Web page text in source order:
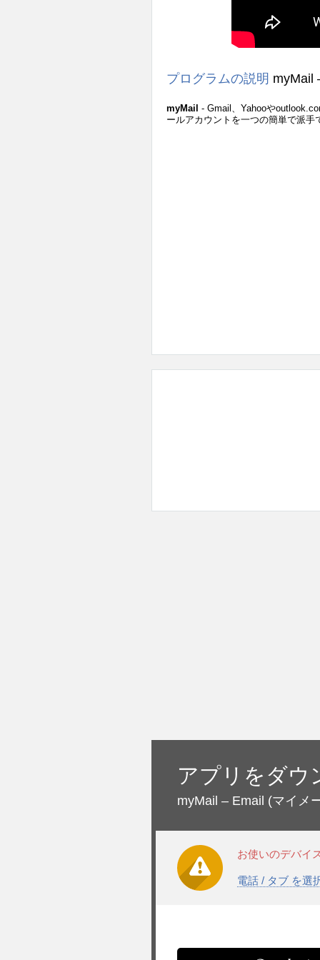
プログラムの説明 myMail
myMail - Gmail、Yahooや
ールアカウントを一つの簡単で派
アプリをダウ
myMail – Email (マイメ
お使いのデバイ
電話 / タブ を選